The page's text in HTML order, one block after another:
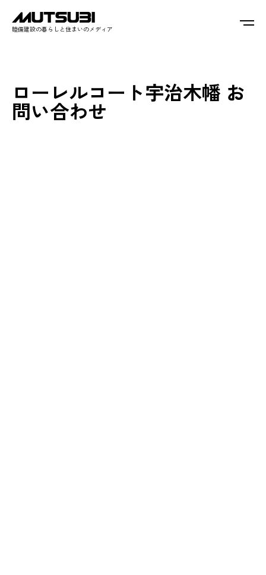
睦備建設の暮らしと住まいのメディア
ローレルコート宇治木幡 お
問い合わせ